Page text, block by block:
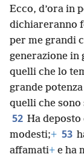
Ecco, d’ora in
dichiareranno
per me grandi
generazione in
quelli che lo
grande
quelli che
52 Ha
modesti;+ 53
affamati+ e ha